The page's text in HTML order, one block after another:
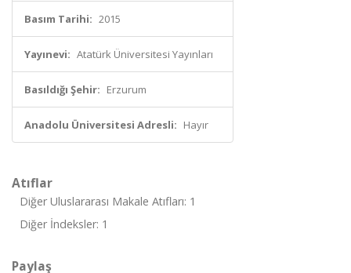
Basım Tarihi: 2015
Yayınevi: Atatürk Üniversitesi Yayınları
Basıldığı Şehir: Erzurum
Anadolu Üniversitesi Adresli: Hayır
Atıflar
Diğer Uluslararası Makale Atıfları: 1
Diğer İndeksler: 1
Paylaş